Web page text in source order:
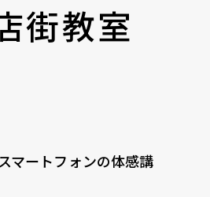
街教室
マートフォンの体感講